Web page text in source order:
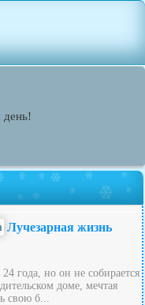
Лучезарная жизнь
года, но он не собирается
доме, мечтая
свою б...